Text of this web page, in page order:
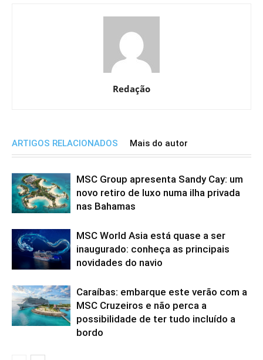
Redação
ARTIGOS RELACIONADOS Mais do autor
MSC Group apresenta Sandy Cay: um
novo retiro de luxo numa ilha privada
nas Bahamas
MSC World Asia está quase a ser
inaugurado: conheça as principais
novidades do navio
Caraíbas: embarque este verão com a
MSC Cruzeiros e não perca a
possibilidade de ter tudo incluído a
bordo